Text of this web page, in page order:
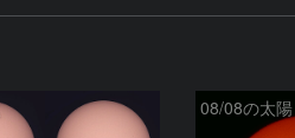
08/08の太陽